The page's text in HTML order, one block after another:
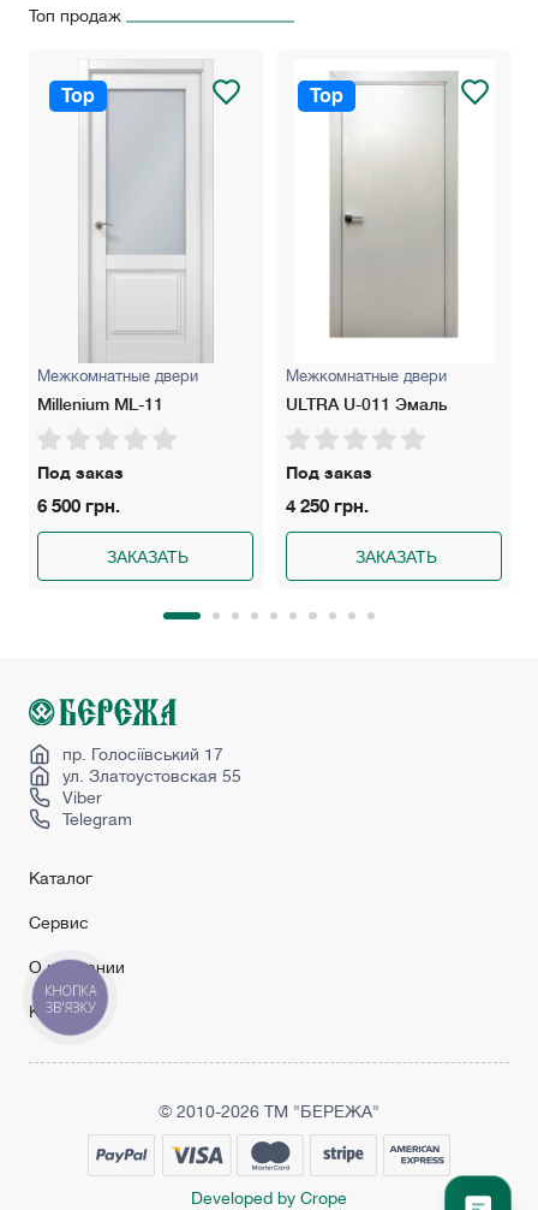
Топ продаж
Top
Межкомнатные двери
Millenium ML-11
Под заказ
6 500 грн.
ЗАКАЗАТЬ
Top
Межкомнатные двери
ULTRA U-011 Эмаль
Под заказ
4 250 грн.
ЗАКАЗАТЬ
пр. Голосіївський 17
ул. Златоустовская 55
Viber
Telegram
Каталог
Сервис
О компании
Контакты
© 2010-2026 ТМ "БЕРЕЖА"
Developed by Crope
КНОПКА
ЗВ'ЯЗКУ